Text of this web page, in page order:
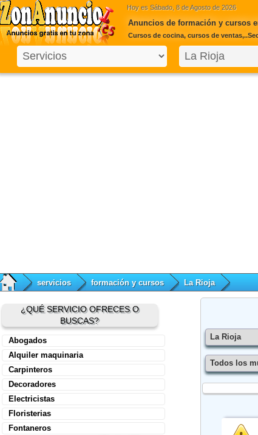
Hoy es Sábado, 8 de Agosto de 2026
Anuncios de formación y cursos
Cursos de cocina, cursos de
servicios formación y cursos La Rioja
¿QUÉ SERVICIO OFRECES O
BUSCAS?
Abogados
Alquiler maquinaria
Carpinteros
Decoradores
Electricistas
Floristerias
Fontaneros